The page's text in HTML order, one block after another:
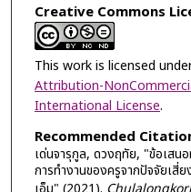
Creative Commons
This work is licensed
Attribution-
International License.
Recommended
เด่นจารุกูล, ดวงฤทัย, "ข้อเสน
การทำงานของครูจากปัจจัยเสี่ย